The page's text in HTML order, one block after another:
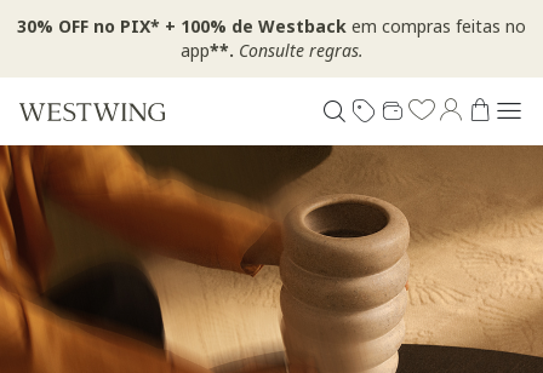
30% OFF no PIX* + 100% de Westback em compras feitas no
app**. Consulte regras.